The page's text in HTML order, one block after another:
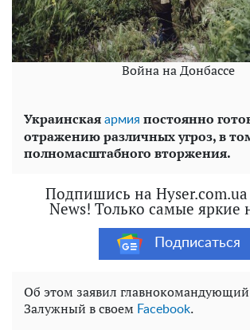
Война на Донбассе
Украинская армия постоянно
отражению различных угроз, в
полномасштабного вторжения.
Подпишись на Hyser.com.ua
News! Только самые яркие
Подписаться
Об этом заявил
Залужный в своем Facebook.